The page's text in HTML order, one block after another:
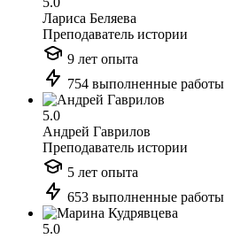
Лариса Беляева
Преподаватель истории
9 лет опыта
754 выполненные работы
5.0
Андрей Гаврилов
Преподаватель истории
5 лет опыта
653 выполненные работы
5.0